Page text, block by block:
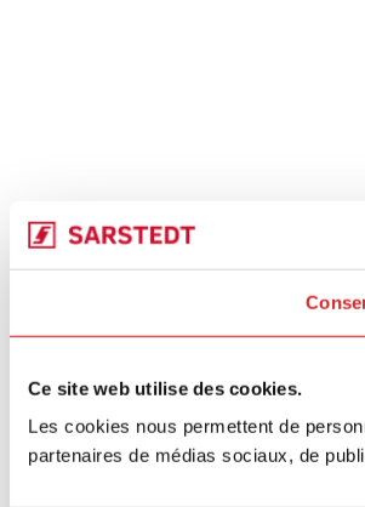
Ce site web utilise des cookies.
Les cookies nous permettent de
partenaires de médias sociaux, de